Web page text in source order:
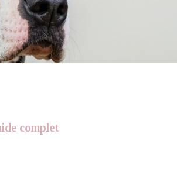
complet